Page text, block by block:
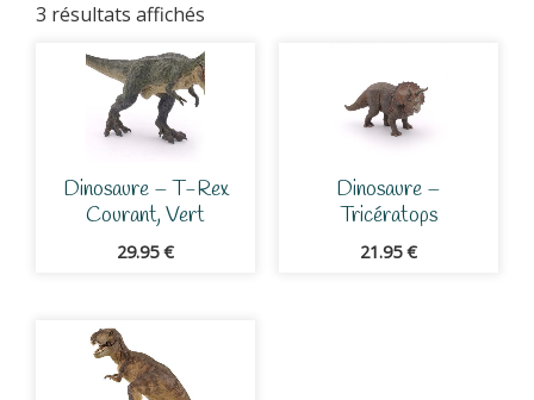
3 résultats affichés
Dinosaure – T-Rex
Courant, Vert
29.95€
Dinosaure –
Tricératops
21.95€